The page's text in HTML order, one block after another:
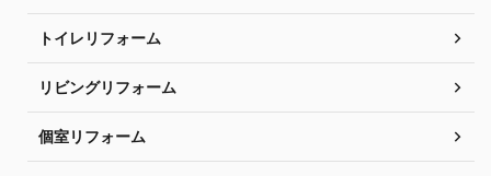
トイレリフォーム
リビングリフォーム
個室リフォーム